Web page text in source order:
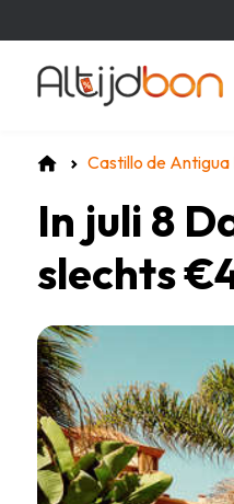
Castillo de
In juli 8
slechts